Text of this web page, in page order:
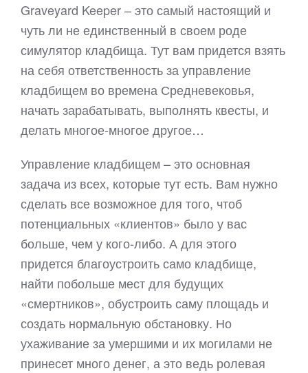
Graveyard Keeper – это самый настоящий и
чуть ли не единственный в своем роде
симулятор кладбища. Тут вам придется взять
на себя ответственность за управление
кладбищем во времена Средневековья,
начать зарабатывать, выполнять квесты, и
делать многое-многое другое…
Управление кладбищем – это основная
задача из всех, которые тут есть. Вам нужно
сделать все возможное для того, чтоб
потенциальных «клиентов» было у вас
больше, чем у кого-либо. А для этого
придется благоустроить само кладбище,
найти побольше мест для будущих
«смертников», обустроить саму площадь и
создать нормальную обстановку. Но
ухаживание за умершими и их могилами не
принесет много денег, а это ведь ролевая